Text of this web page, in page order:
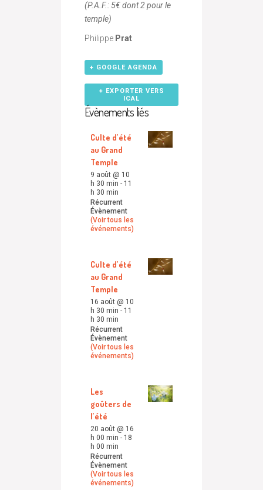
(P.A.F.: 5€ dont 2 pour le
temple)
Philippe Prat
+ GOOGLE AGENDA
+ EXPORTER VERS
ICAL
Évènements liés
Culte d’été
au Grand
Temple
9 août @ 10
h 30 min - 11
h 30 min
Récurrent
Évènement
(Voir tous les
événements)
Culte d’été
au Grand
Temple
16 août @ 10
h 30 min - 11
h 30 min
Récurrent
Évènement
(Voir tous les
événements)
Les
goûters de
l’été
20 août @ 16
h 00 min - 18
h 00 min
Récurrent
Évènement
(Voir tous les
événements)